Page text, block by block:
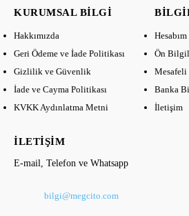
KURUMSAL BILGI
Hakkımızda
Geri Ödeme ve İade Politikası
Gizlilik ve Güvenlik
İade ve Cayma Politikası
KVKK Aydınlatma Metni
Hesabım
Ön
Mesafeli
Banka
İletişim
İLETIŞIM
E-mail, Telefon ve Whatsapp
bilgi@megcito.com